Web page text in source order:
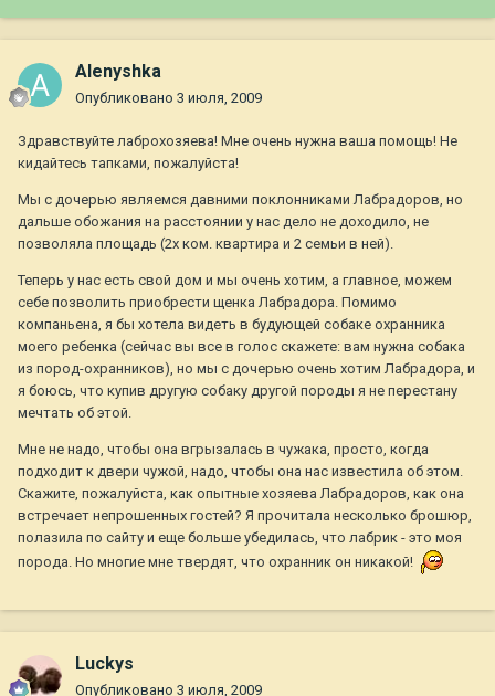
Alenyshka
Опубликовано 3 июля, 2009
Здравствуйте лаброхозяева! Мне очень нужна ваша помощь! Не
кидайтесь тапками, пожалуйста!
Мы с дочерью являемся давними поклонниками Лабрадоров, но
дальше обожания на расстоянии у нас дело не доходило, не
позволяла площадь (2х ком. квартира и 2 семьи в ней).
Теперь у нас есть свой дом и мы очень хотим, а главное, можем
себе позволить приобрести щенка Лабрадора. Помимо
компаньена, я бы хотела видеть в будующей собаке охранника
моего ребенка (сейчас вы все в голос скажете: вам нужна собака
из пород-охранников), но мы с дочерью очень хотим Лабрадора, и
я боюсь, что купив другую собаку другой породы я не перестану
мечтать об этой.
Мне не надо, чтобы она вгрызалась в чужака, просто, когда
подходит к двери чужой, надо, чтобы она нас известила об этом.
Скажите, пожалуйста, как опытные хозяева Лабрадоров, как она
встречает непрошенных гостей? Я прочитала несколько брошюр,
полазила по сайту и еще больше убедилась, что лабрик - это моя
порода. Но многие мне твердят, что охранник он никакой!
Luckys
Опубликовано 3 июля, 2009